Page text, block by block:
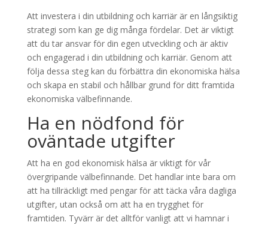
Att investera i din utbildning och karriär är en långsiktig
strategi som kan ge dig många fördelar. Det är viktigt
att du tar ansvar för din egen utveckling och är aktiv
och engagerad i din utbildning och karriär. Genom att
följa dessa steg kan du förbättra din ekonomiska hälsa
och skapa en stabil och hållbar grund för ditt framtida
ekonomiska välbefinnande.
Ha en nödfond för
oväntade utgifter
Att ha en god ekonomisk hälsa är viktigt för vår
övergripande välbefinnande. Det handlar inte bara om
att ha tillräckligt med pengar för att täcka våra dagliga
utgifter, utan också om att ha en trygghet för
framtiden. Tyvärr är det alltför vanligt att vi hamnar i